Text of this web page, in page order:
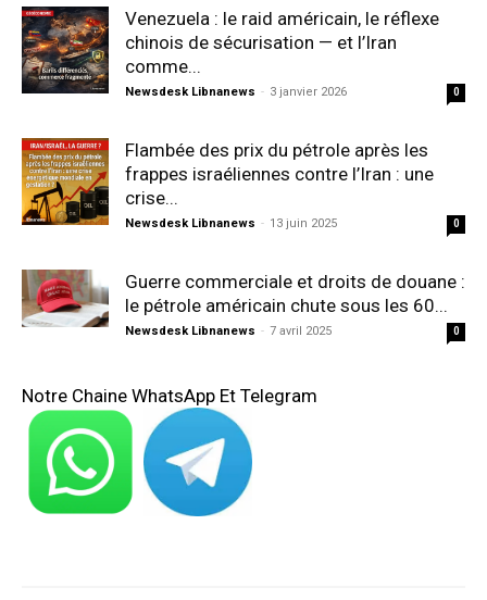
Venezuela : le raid américain, le réflexe
chinois de sécurisation — et l’Iran
comme...
Newsdesk Libnanews - 3 janvier 2026 0
Flambée des prix du pétrole après les
frappes israéliennes contre l’Iran : une
crise...
Newsdesk Libnanews - 13 juin 2025 0
Guerre commerciale et droits de douane :
le pétrole américain chute sous les 60...
Newsdesk Libnanews - 7 avril 2025 0
Notre Chaine WhatsApp Et Telegram